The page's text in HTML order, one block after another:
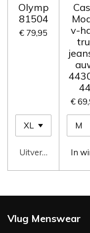
Olymp
81504
€ 79,95
Uitverkocht
v-
44
€
In
Vlug Menswear